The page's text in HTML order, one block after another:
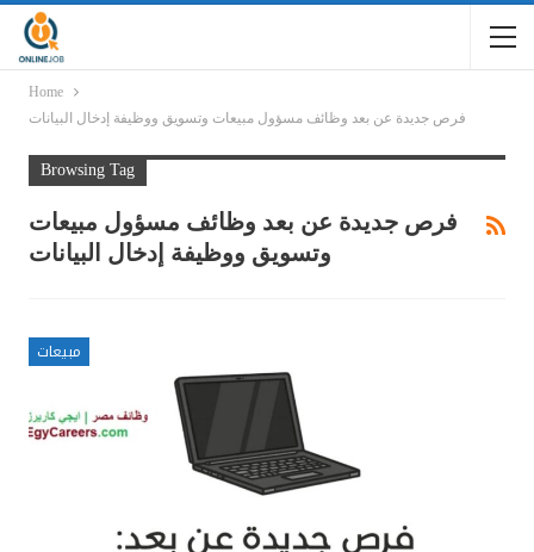
Home
فرص جديدة عن بعد وظائف مسؤول مبيعات وتسويق ووظيفة إدخال البيانات
Browsing Tag
فرص جديدة عن بعد وظائف مسؤول مبيعات
وتسويق ووظيفة إدخال البيانات
مبيعات